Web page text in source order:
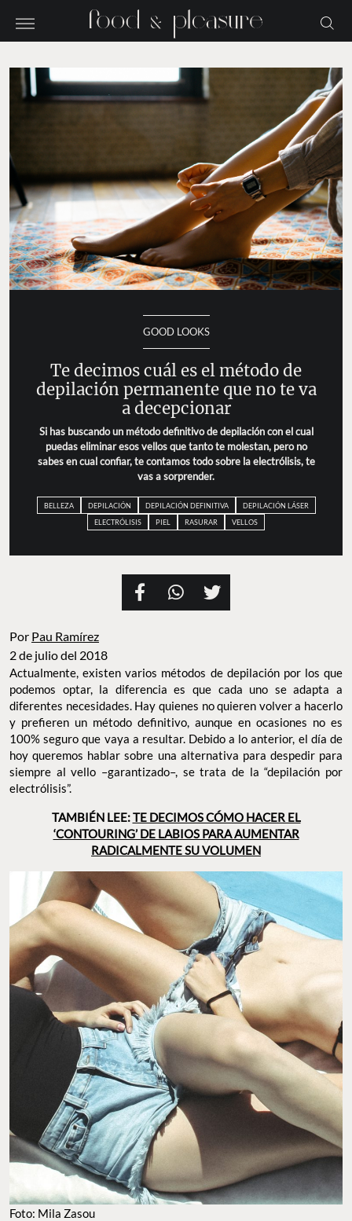
GOOD LOOKS
Te decimos cuál es el método de
depilación permanente que no te va
a decepcionar
Si has buscando un método definitivo de depilación con el cual
puedas eliminar esos vellos que tanto te molestan, pero no
sabes en cual confiar, te contamos todo sobre la electrólisis, te
vas a sorprender.
BELLEZA DEPILACIÓN DEPILACIÓN DEFINITIVA
DEPILACIÓN LÁSER
ELECTRÓLISIS
PIEL RASURAR VELLOS
Por Pau Ramírez
2 de julio del 2018
Actualmente, existen varios métodos de depilación por los que
podemos optar, la diferencia es que cada uno se adapta a
diferentes necesidades. Hay quienes no quieren volver a hacerlo
y prefieren un método definitivo, aunque en ocasiones no es
100% seguro que vaya a resultar. Debido a lo anterior, el día de
hoy queremos hablar sobre una alternativa para despedir para
siempre al vello –garantizado–, se trata de la “depilación por
electrólisis”.
TAMBIÉN LEE:TE DECIMOS CÓMO HACER EL
‘CONTOURING’ DE LABIOS PARA AUMENTAR
RADICALMENTE SU VOLUMEN
Foto: Mila Zasou